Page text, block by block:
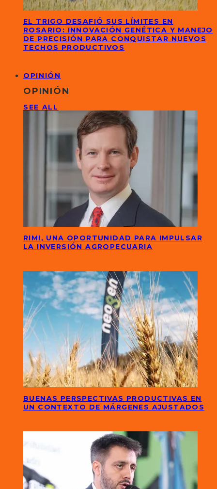
EL TRIGO DESAFIÓ SUS LÍMITES EN
ROSARIO: INNOVACIÓN GENÉTICA Y MANEJO
DE PRECISIÓN PARA CONQUISTAR NUEVOS
TECHOS PRODUCTIVOS
OPINIÓN
OPINIÓN
SEE ALL
RIMI, UNA OPORTUNIDAD PARA IMPULSAR
LA INVERSIÓN AGROPECUARIA
BUENAS PERSPECTIVAS PRODUCTIVAS EN
UN CONTEXTO DE MÁRGENES AJUSTADOS